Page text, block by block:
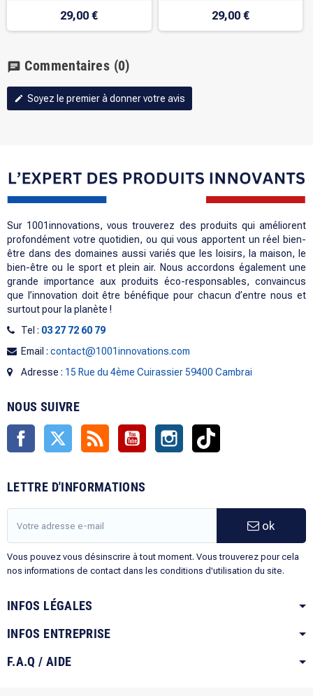
29,00 € 29,00 €
chat Commentaires (0)
edit Soyez le premier à donner votre avis
Sur 1001innovations, vous trouverez des produits qui améliorent
profondément votre quotidien, ou qui vous apportent un réel bien-
être dans des domaines aussi variés que les loisirs, la maison, le
bien-être ou le sport et plein air. Nous accordons également une
grande importance aux produits éco-responsables, convaincus
que l’innovation doit être bénéfique pour chacun d’entre nous et
surtout pour la planète !
Tel : 03 27 72 60 79
Email : contact@1001innovations.com
Adresse : 15 Rue du 4ème Cuirassier 59400 Cambrai
NOUS SUIVRE
Facebook Twitter Rss YouTube Instagram
LETTRE D'INFORMATIONS
ok
Vous pouvez vous désinscrire à tout moment. Vous trouverez pour cela
nos informations de contact dans les conditions d'utilisation du site.
INFOS LÉGALES
INFOS ENTREPRISE
F.A.Q / AIDE